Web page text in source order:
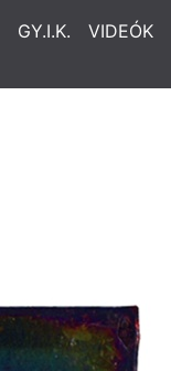
GY.I.K. VIDEÓK